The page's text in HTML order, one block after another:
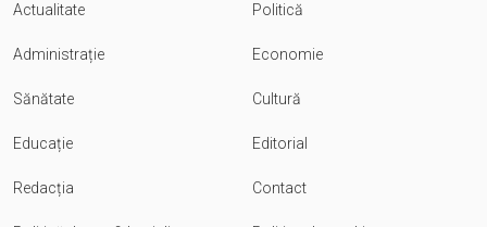
Actualitate Politică
Administrație Economie
Sănătate Cultură
Educație Editorial
Redacția Contact